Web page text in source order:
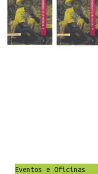
Eventos e Oficinas